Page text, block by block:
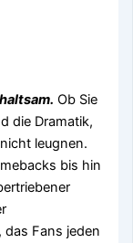
Ob Sie
die Dramatik,
leugnen.
bis hin
Fans jeden